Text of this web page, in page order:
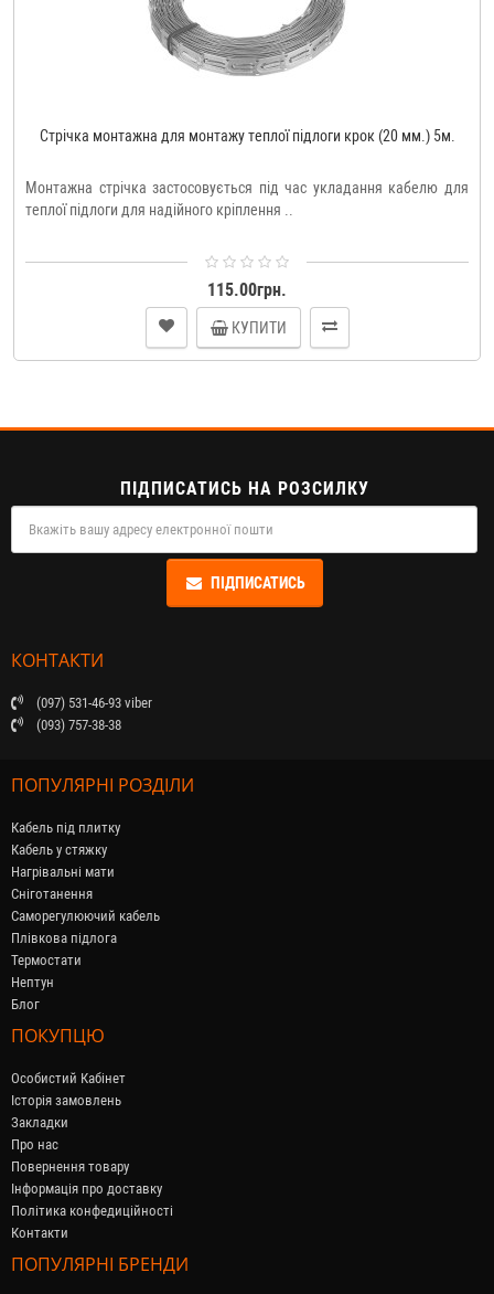
Стрічка монтажна для монтажу теплої підлоги крок (20 мм.) 5м.
Монтажна стрічка застосовується під час укладання кабелю для
теплої підлоги для надійного кріплення ..
115.00грн.
КУПИТИ
ПІДПИСАТИСЬ НА РОЗСИЛКУ
ПІДПИСАТИСЬ
КОНТАКТИ
(097) 531-46-93 viber
(093) 757-38-38
ПОПУЛЯРНІ РОЗДІЛИ
Кабель під плитку
Кабель у стяжку
Нагрівальні мати
Сніготанення
Саморегулюючий кабель
Плівкова підлога
Термостати
Нептун
Блог
ПОКУПЦЮ
Особистий Кабінет
Історія замовлень
Закладки
Про нас
Повернення товару
Інформація про доставку
Політика конфедиційності
Контакти
ПОПУЛЯРНІ БРЕНДИ